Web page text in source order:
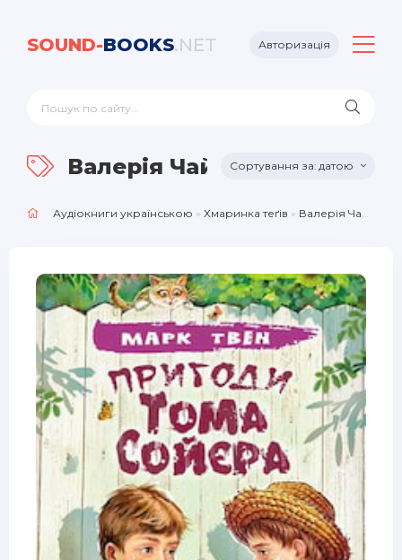
SOUND-BOOKS.NET Авторизація
Валерія Чайковська датою
Аудіокниги українською » Хмаринка теґів » Валерія Чайковська